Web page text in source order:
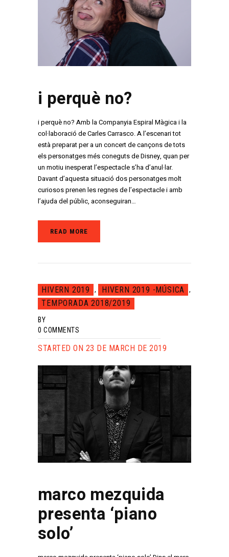
i perquè no?
i perquè no? Amb la Companyia Espiral Màgica i la
col·laboració de Carles Carrasco. A l’escenari tot
està preparat per a un concert de cançons de tots
els personatges més coneguts de Disney, quan per
un motiu inesperat l’espectacle s’ha d’anul·lar.
Davant d’aquesta situació dos personatges molt
curiosos prenen les regnes de l’espectacle i amb
l’ajuda del públic, aconseguiran…
READ MORE
HIVERN 2019 , HIVERN 2019 -MÚSICA ,
TEMPORADA 2018/2019
BY
0 COMMENTS
STARTED ON 23 DE MARCH DE 2019
marco mezquida
presenta ‘piano
solo’